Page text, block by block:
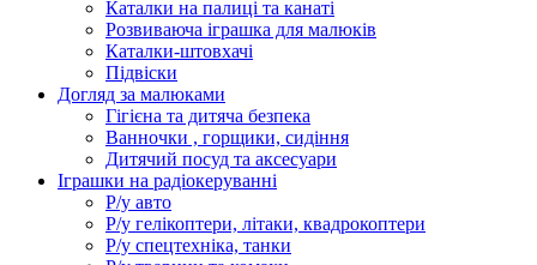
Каталки на палиці та канаті
Розвиваюча іграшка для малюків
Каталки-штовхачі
Підвіски
Догляд за малюками
Гігієна та дитяча безпека
Ванночки , горщики, сидіння
Дитячий посуд та аксесуари
Іграшки на радіокеруванні
Р/у авто
Р/у гелікоптери, літаки, квадрокоптери
Р/у спецтехніка, танки